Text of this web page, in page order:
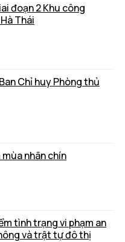
đoạn 2 Khu công
Thái
Chỉ huy Phòng thủ
nhãn chín
tình trạng vi phạm an
và trật tự đô thị